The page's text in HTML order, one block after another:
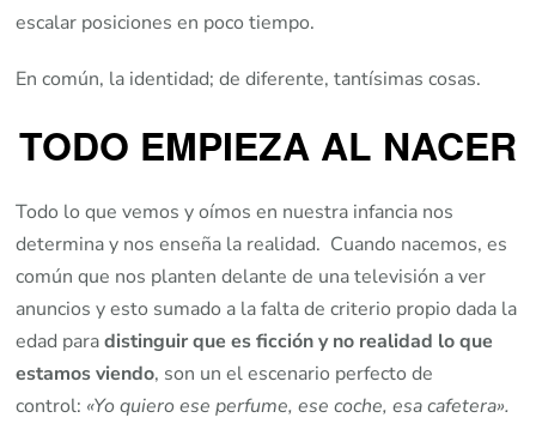
escalar posiciones en poco tiempo.
En común, la identidad; de diferente, tantísimas cosas.
TODO EMPIEZA AL NACER
Todo lo que vemos y oímos en nuestra infancia nos
determina y nos enseña la realidad. Cuando nacemos, es
común que nos planten delante de una televisión a ver
anuncios y esto sumado a la falta de criterio propio dada la
edad paradistinguir que es ficción y no realidad lo que
estamos viendo, son un el escenario perfecto de
control: «Yo quiero ese perfume, ese coche, esa cafetera».